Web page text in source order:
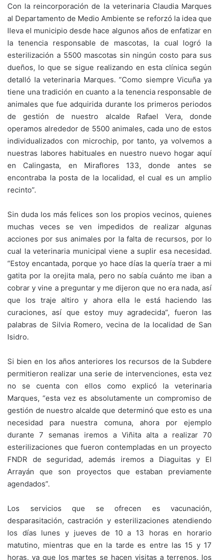
Con la reincorporación de la veterinaria Claudia Marques
al Departamento de Medio Ambiente se reforzó la idea que
lleva el municipio desde hace algunos años de enfatizar en
la tenencia responsable de mascotas, la cual logró la
esterilización a 5500 mascotas sin ningún costo para sus
dueños, lo que se sigue realizando en esta clínica según
detalló la veterinaria Marques. “Como siempre Vicuña ya
tiene una tradición en cuanto a la tenencia responsable de
animales que fue adquirida durante los primeros periodos
de gestión de nuestro alcalde Rafael Vera, donde
operamos alrededor de 5500 animales, cada uno de estos
individualizados con microchip, por tanto, ya volvemos a
nuestras labores habituales en nuestro nuevo hogar aquí
en Calingasta, en Miraflores 133, donde antes se
encontraba la posta de la localidad, el cual es un amplio
recinto”.
Sin duda los más felices son los propios vecinos, quienes
muchas veces se ven impedidos de realizar algunas
acciones por sus animales por la falta de recursos, por lo
cual la veterinaria municipal viene a suplir esa necesidad.
“Estoy encantada, porque yo hace días la quería traer a mi
gatita por la orejita mala, pero no sabía cuánto me iban a
cobrar y vine a preguntar y me dijeron que no era nada, así
que los traje altiro y ahora ella le está haciendo las
curaciones, así que estoy muy agradecida”, fueron las
palabras de Silvia Romero, vecina de la localidad de San
Isidro.
Si bien en los años anteriores los recursos de la Subdere
permitieron realizar una serie de intervenciones, esta vez
no se cuenta con ellos como explicó la veterinaria
Marques, “esta vez es absolutamente un compromiso de
gestión de nuestro alcalde que determinó que esto es una
necesidad para nuestra comuna, ahora por ejemplo
durante 7 semanas iremos a Viñita alta a realizar 70
esterilizaciones que fueron contempladas en un proyecto
FNDR de seguridad, además iremos a Diaguitas y El
Arrayán que son proyectos que estaban previamente
agendados”.
Los servicios que se ofrecen es vacunación,
desparasitación, castración y esterilizaciones atendiendo
los días lunes y jueves de 10 a 13 horas en horario
matutino, mientras que en la tarde es entre las 15 y 17
horas, ya que los martes se hacen visitas a terrenos, los